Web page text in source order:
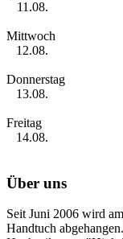
11.08.
Mittwoch
12.08.
Donnerstag
13.08.
Freitag
14.08.
Über uns
Seit Juni 2006 wird
Handtuch